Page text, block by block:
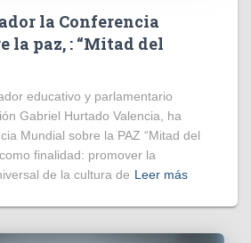
la Conferencia
la paz, : “Mitad del
educativo y parlamentario
Gabriel Hurtado Valencia, ha
Mundial sobre la PAZ “Mitad del
finalidad: promover la
de la cultura de Leer más